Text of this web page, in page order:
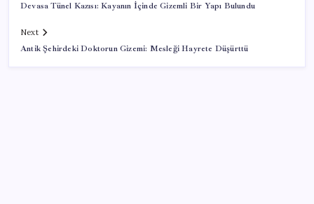
Devasa Tünel Kazısı: Kayanın İçinde Gizemli Bir Yapı Bulundu
Next
Antik Şehirdeki Doktorun Gizemi: Mesleği Hayrete Düşürttü